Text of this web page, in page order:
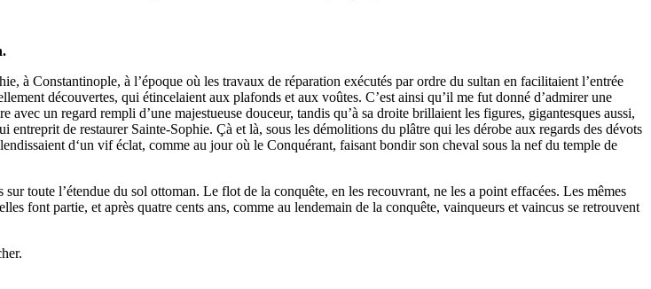
à Constantinople, à l’époque où les travaux de réparation exécutés par ordre du sultan en facilitaient l’entrée
découvertes, qui étincelaient aux plafonds et aux voûtes. C’est ainsi qu’il me fut donné d’admirer une
un regard rempli d’une majestueuse douceur, tandis qu’à sa droite brillaient les figures, gigantesques aussi,
de restaurer Sainte-Sophie. Çà et là, sous les démolitions du plâtre qui les dérobe aux regards des dévots
d‘un vif éclat, comme au jour où le Conquérant, faisant bondir son cheval sous la nef du temple de
toute l’étendue du sol ottoman. Le flot de la conquête, en les recouvrant, ne les a point effacées. Les mêmes
font partie, et après quatre cents ans, comme au lendemain de la conquête, vainqueurs et vaincus se retrouvent